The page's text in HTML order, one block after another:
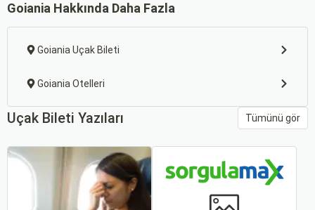
Goiania Hakkında Daha Fazla
Goiania Uçak Bileti
Goiania Otelleri
Uçak Bileti Yazıları Tümünü gör